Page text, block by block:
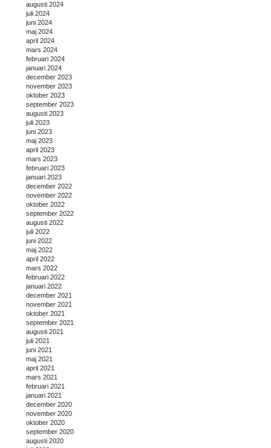
augusti 2024
juli 2024
juni 2024
maj 2024
april 2024
mars 2024
februari 2024
januari 2024
december 2023
november 2023
oktober 2023
september 2023
augusti 2023
juli 2023
juni 2023
maj 2023
april 2023
mars 2023
februari 2023
januari 2023
december 2022
november 2022
oktober 2022
september 2022
augusti 2022
juli 2022
juni 2022
maj 2022
april 2022
mars 2022
februari 2022
januari 2022
december 2021
november 2021
oktober 2021
september 2021
augusti 2021
juli 2021
juni 2021
maj 2021
april 2021
mars 2021
februari 2021
januari 2021
december 2020
november 2020
oktober 2020
september 2020
augusti 2020